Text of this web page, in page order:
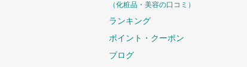
（化粧品・美容の口コミ）
ランキング
ポイント・クーポン
ブログ